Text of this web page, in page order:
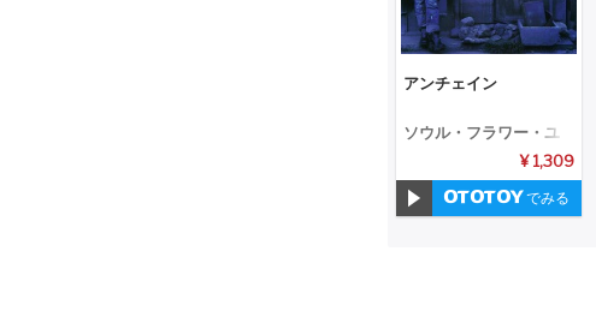
アンチェイン
ソウル・フラワー・ユ
¥ 1,309
でみる